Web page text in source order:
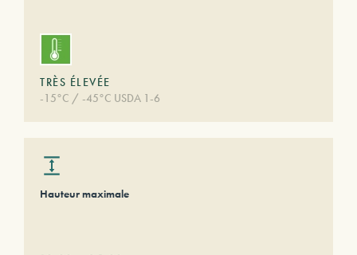
TRÈS ÉLEVÉE
-15°C / -45°C USDA 1-6
Hauteur maximale